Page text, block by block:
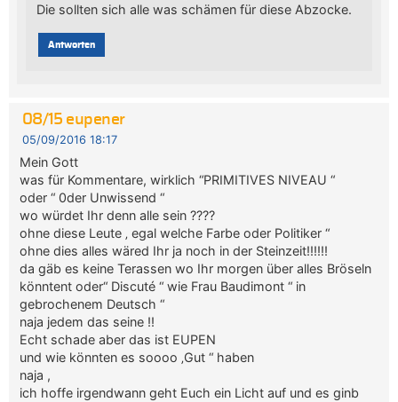
Die sollten sich alle was schämen für diese Abzocke.
Antworten
08/15 eupener
05/09/2016 18:17
Mein Gott
was für Kommentare, wirklich “PRIMITIVES NIVEAU “
oder “ 0der Unwissend “
wo würdet Ihr denn alle sein ????
ohne diese Leute ‚ egal welche Farbe oder Politiker “
ohne dies alles wäred Ihr ja noch in der Steinzeit!!!!!!
da gäb es keine Terassen wo Ihr morgen über alles Bröseln
könntent oder“ Discuté “ wie Frau Baudimont “ in
gebrochenem Deutsch “
naja jedem das seine !!
Echt schade aber das ist EUPEN
und wie könnten es soooo ‚Gut “ haben
naja ,
ich hoffe irgendwann geht Euch ein Licht auf und es ginb